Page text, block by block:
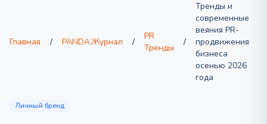
Главная / PANDA.Журнал /
PR
Тренды
/
Тренды и
современные
веяния PR-
продвижения
бизнеса
осенью 2026
года
Личный бренд